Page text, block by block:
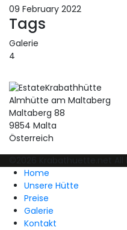
09 February 2022
Tags
Galerie
4
Krabathhütte
Almhütte am Maltaberg
Maltaberg 88
9854 Malta
Österreich
Home
Unsere Hütte
Preise
Galerie
Kontakt